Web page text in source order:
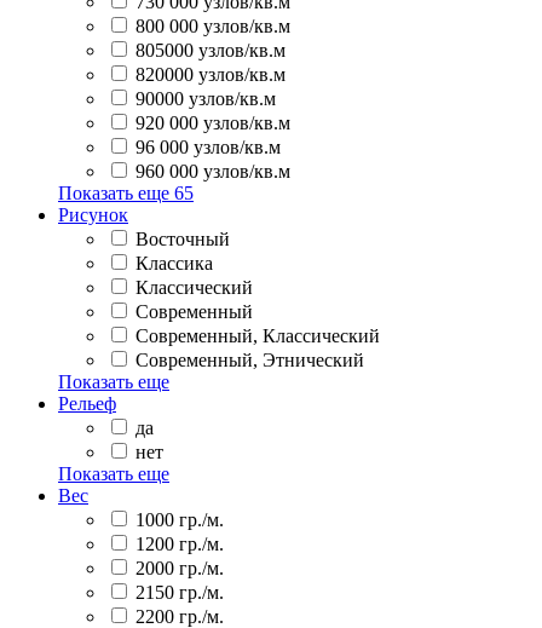
800 000 узлов/кв.м
805000 узлов/кв.м
820000 узлов/кв.м
90000 узлов/кв.м
920 000 узлов/кв.м
96 000 узлов/кв.м
960 000 узлов/кв.м
Показать еще 65
Рисунок
Восточный
Классика
Классический
Современный
Современный, Классический
Современный, Этнический
Показать еще
Рельеф
да
нет
Показать еще
Вес
1000 гр./м.
1200 гр./м.
2000 гр./м.
2150 гр./м.
2200 гр./м.